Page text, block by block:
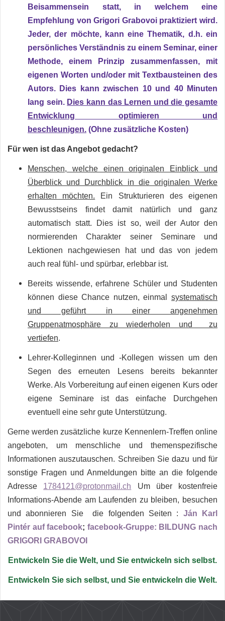
Beisammensein statt, in welchem eine
Empfehlung von Grigori Grabovoi praktiziert wird.
Jeder, der möchte, kann eine Thematik, d.h. ein
persönliches Verständnis zu einem Seminar, einer
Methode, einem Prinzip zusammenfassen, mit
eigenen Worten und/oder mit Textbausteinen des
Autors. Dies kann zwischen 10 und 40 Minuten
lang sein. Dies kann das Lernen und die gesamte
Entwicklung optimieren und
beschleunigen. (Ohne zusätzliche Kosten)
Für wen ist das Angebot gedacht?
Menschen, welche einen originalen Einblick und
Überblick und Durchblick in die originalen Werke
erhalten möchten.
Ein Strukturieren des eigenen
Bewusstseins findet damit natürlich und ganz
automatisch statt. Dies ist so, weil der Autor den
normierenden Charakter seiner Seminare und
Lektionen nachgewiesen hat und das von jedem
auch real fühl- und spürbar, erlebbar ist.
Bereits wissende, erfahrene Schüler und Studenten
können diese Chance nutzen, einmal
systematisch
und geführt in einer angenehmen
Gruppenatmosphäre zu wiederholen und zu
vertiefen.
Lehrer-Kolleginnen und -Kollegen wissen um den
Segen des erneuten Lesens bereits bekannter
Werke. Als Vorbereitung auf einen eigenen Kurs oder
eigene Seminare ist das einfache Durchgehen
eventuell eine sehr gute Unterstützung.
Gerne werden zusätzliche kurze Kennenlern-Treffen online
angeboten, um menschliche und themenspezifische
Informationen auszutauschen. Schreiben Sie dazu und für
sonstige Fragen und Anmeldungen bitte an die folgende
Adresse
1784121@protonmail.ch
Um über kostenfreie
Informations-Abende am Laufenden zu bleiben, besuchen
und abonnieren Sie die folgenden Seiten :
Ján Karl
Pintér auf facebook; facebook-Gruppe: BILDUNG nach
GRIGORI GRABOVOI
Entwickeln Sie die Welt, und Sie entwickeln sich selbst.
Entwickeln Sie sich selbst, und Sie entwickeln die Welt.